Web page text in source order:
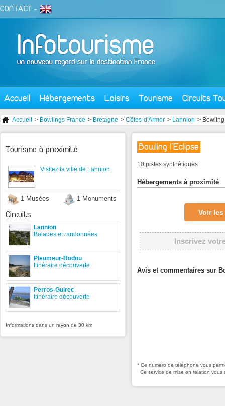
CONTACT -
Accueil Hébergements Loisirs Tourisme Circuits
Accueil > Bowlings France > Bretagne > Côtes-d'Armor > Lannion >
Bowling l'Eclipse
10 pistes synthétiques
Hébergements à proximité
Voir
Inscrivez
Avis et commentaires sur
* Ce numero de téléphone vous
Ce service de mise en relation
Tourisme à proximité
Visitez la ville de Lannion
1 Musées 1 Monuments
Circuits
Lannion
Balades et randonnées
Pleumeur-Bodou
Itinéraire découverte
Perros-Guirec
Itinéraire découverte
Informations dans un rayon de 30 km